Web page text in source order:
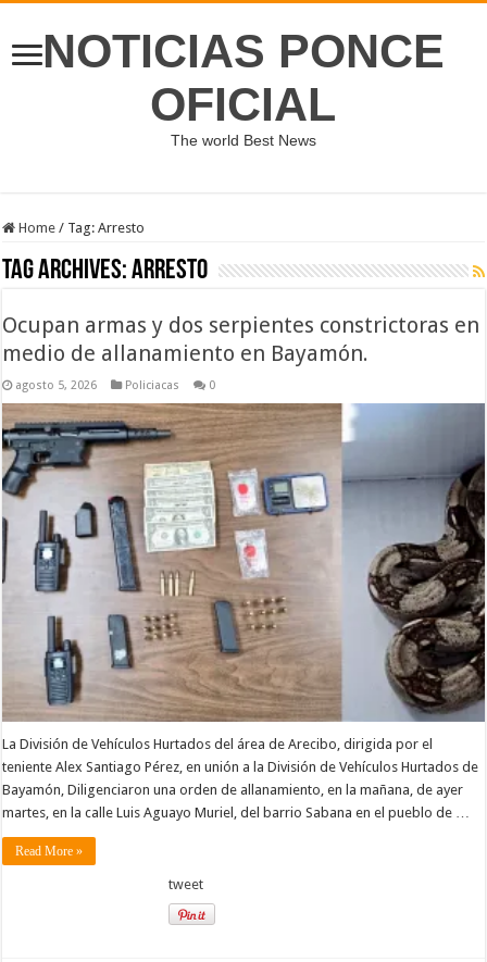
NOTICIAS PONCE
OFICIAL
The world Best News
Home / Tag:Arresto
Tag Archives:Arresto
Ocupan armas y dos serpientes constrictoras en
medio de allanamiento en Bayamón.
agosto 5, 2026 Policiacas 0
La División de Vehículos Hurtados del área de Arecibo, dirigida por el
teniente Alex Santiago Pérez, en unión a la División de Vehículos Hurtados de
Bayamón, Diligenciaron una orden de allanamiento, en la mañana, de ayer
martes, en la calle Luis Aguayo Muriel, del barrio Sabana en el pueblo de …
Read More »
tweet